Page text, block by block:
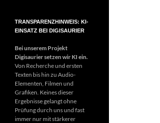
TRANSPARENZHINWEIS: KI-
EINSATZ BEI DIGISAURIER
Bei unserem Projekt
Digisaurier setzen wir KI ein.
Von Recherche und ersten
Texten bis hin zu Audio-
Elementen, Filmen und
Grafiken. Keines dieser
Ergebnisse gelangt ohne
Prüfung durch uns und fast
immer nur mit stärkerer